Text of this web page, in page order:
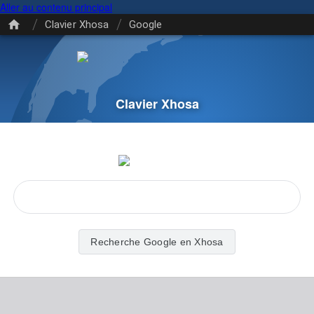
Aller au contenu principal
/ Clavier Xhosa / Google
Clavier Xhosa
Recherche Google en Xhosa